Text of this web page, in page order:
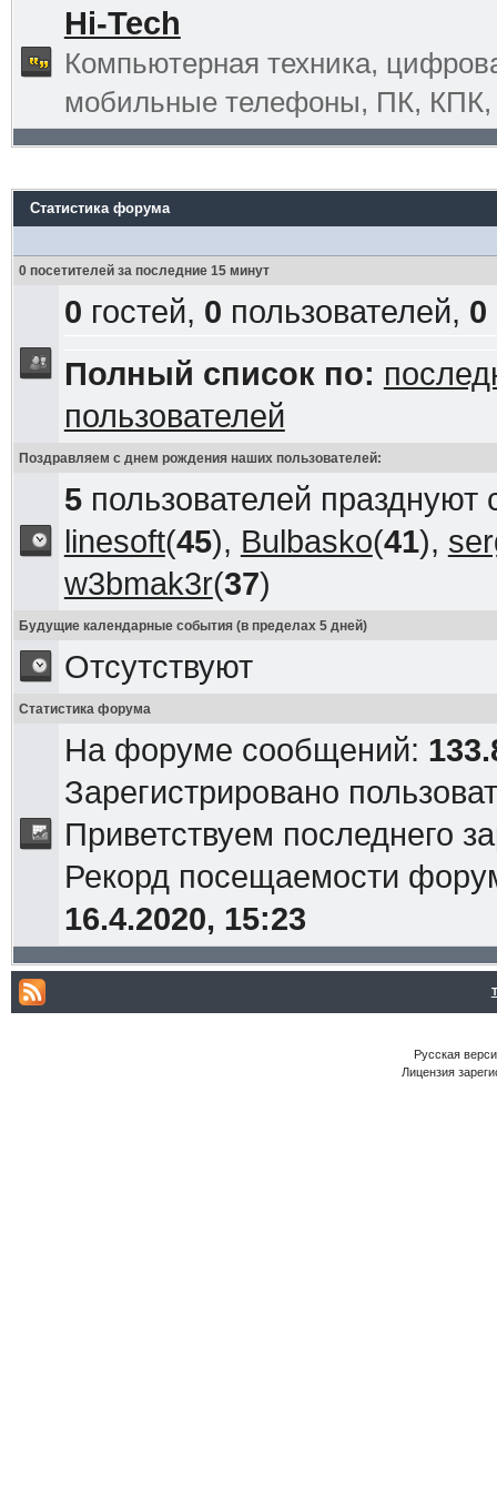
Hi-Tech
Компьютерная техника,
мобильные телефоны, ПК, КПК,
Статистика форума
0 посетителей за последние 15 минут
0 гостей, 0 пользователей, 0
Полный список по:
пользователей
Поздравляем с днем рождения наших пользователей:
5пользователей празднуют
linesoft(45), Bulbasko(41),
w3bmak3r(37)
Будущие календарные события (в пределах 5 дней)
Отсутствуют
Статистика форума
На форуме сообщений:
Зарегистрировано
Приветствуем последнего
Рекорд посещаемости
16.4.2020, 15:23
Русская
Лицензия